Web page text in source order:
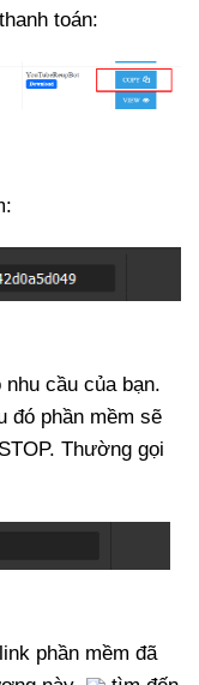
toán:
cầu của bạn.
đó phần mềm sẽ
Thường gọi
phần mềm đã